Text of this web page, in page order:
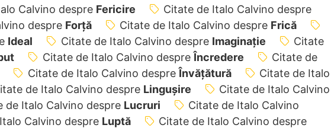
Calvino despre Fericire
Citate de Italo Calvino despre
despre Forță Citate de Italo Calvino despre Frică
Ideal Citate de Italo Calvino despre Imaginație
Citate
Citate de Italo Calvino despre Încredere
Citate de
Citate de Italo Calvino despre Învățătură
Citate de Italo
de Italo Calvino despre Lingușire
Citate de Italo Calvino
de Italo Calvino despre Lucruri
Citate de Italo Calvino
Calvino despre Luptă
Citate de Italo Calvino despre